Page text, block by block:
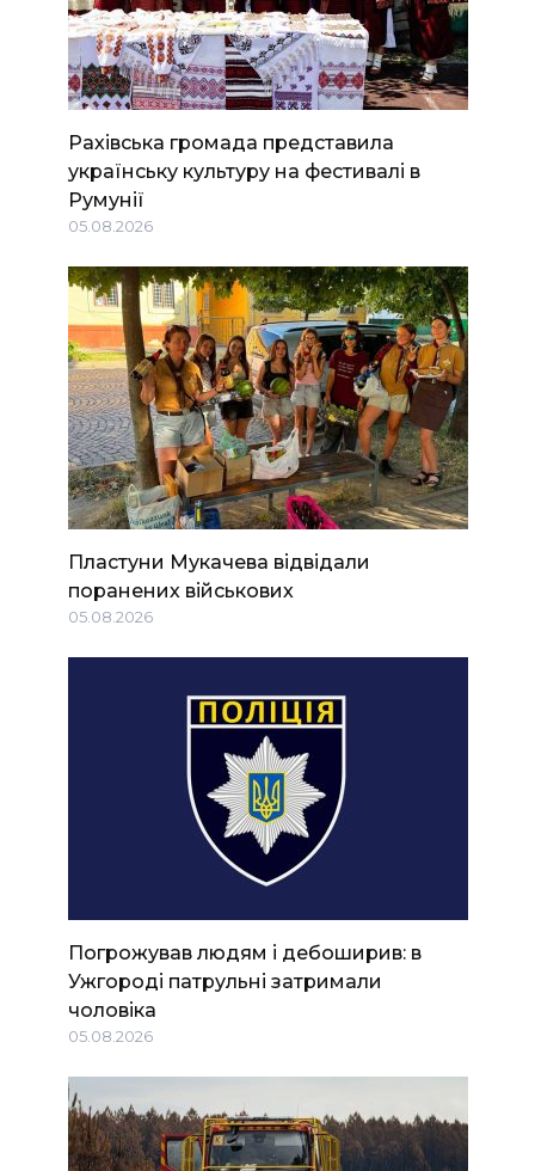
Рахівська громада представила
українську культуру на фестивалі в
Румунії
05.08.2026
Пластуни Мукачева відвідали
поранених військових
05.08.2026
Погрожував людям і дебоширив: в
Ужгороді патрульні затримали
чоловіка
05.08.2026